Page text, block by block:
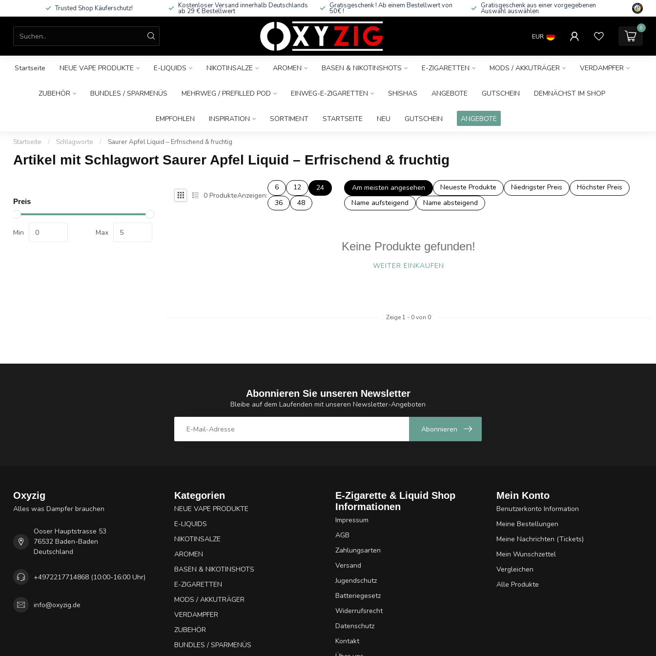
Trusted Shop Käuferschutz! Kostenloser Versand innerhalb Deutschlands
ab 29 € Bestellwert
Gratisgeschenk ! Ab einem Bestellwert von
50€ !
Gratisgeschenk aus einer vorgegebenen
Auswahl auswählen
EUR
0
Startseite NEUE VAPE PRODUKTE E-LIQUIDS NIKOTINSALZE AROMEN BASEN & NIKOTINSHOTS E-ZIGARETTEN MODS / AKKUTRÄGER VERDAMPFER
ZUBEHÖR BUNDLES / SPARMENÜS MEHRWEG / PREFILLED POD EINWEG-E-ZIGARETTEN SHISHAS ANGEBOTE GUTSCHEIN DEMNÄCHST IM SHOP
EMPFOHLEN INSPIRATION SORTIMENT STARTSEITE NEU GUTSCHEIN ANGEBOTE
Startseite / Schlagworte / Saurer Apfel Liquid – Erfrischend & fruchtig
Artikel mit Schlagwort Saurer Apfel Liquid – Erfrischend & fruchtig
Preis
Min Max
0 ProdukteAnzeigen:
6 12
24
36
48
Am meisten angesehen Neueste Produkte Niedrigster Preis
Höchster Preis
Name aufsteigend
Name absteigend
Keine Produkte gefunden!
WEITER EINKAUFEN
Zeige 1 - 0von 0
Abonnieren Sie unseren Newsletter
Bleibe auf dem Laufenden mit unseren Newsletter-Angeboten
Abonnieren
Oxyzig
Alles was Dampfer brauchen
Ooser Hauptstrasse 53
76532 Baden-Baden
Deutschland
+4972217714868 (10:00-16:00 Uhr)
info@oxyzig.de
Kategorien
NEUE VAPE PRODUKTE
E-LIQUIDS
NIKOTINSALZE
AROMEN
BASEN & NIKOTINSHOTS
E-ZIGARETTEN
MODS / AKKUTRÄGER
VERDAMPFER
ZUBEHÖR
BUNDLES / SPARMENÜS
E-Zigarette & Liquid Shop
Informationen
Impressum
AGB
Zahlungsarten
Versand
Jugendschutz
Batteriegesetz
Widerrufsrecht
Datenschutz
Kontakt
Mein Konto
Benutzerkonto Information
Meine Bestellungen
Meine Nachrichten (Tickets)
Mein Wunschzettel
Vergleichen
Alle Produkte